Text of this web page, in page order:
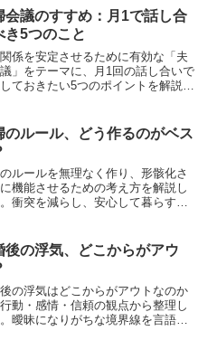
会議のすすめ：月1で話し合
き5つのこと
係を安定させるために有効な「夫
」をテーマに、月1回の話し合いで
ておきたい5つのポイントを解説し
した。
のルール、どう作るのがベス
ルールを無理なく作り、形骸化さ
機能させるための考え方を解説し
衝突を減らし、安心して暮らすた
後の浮気、どこからがアウ
の浮気はどこからがアウトなのか
動・感情・信頼の観点から整理し
曖昧になりがちな境界線を言語化